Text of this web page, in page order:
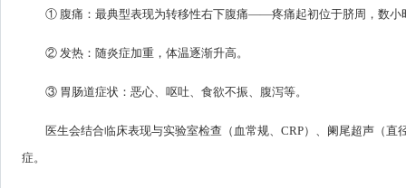
① 腹痛：最典型表现为转移性右下腹痛——疼痛起初位于脐周，数小
② 发热：随炎症加重，体温逐渐升高。
③ 胃肠道症状：恶心、呕吐、食欲不振、腹泻等。
医生会结合临床表现与实验室检查（血常规、CRP）、阑尾超声（
症。